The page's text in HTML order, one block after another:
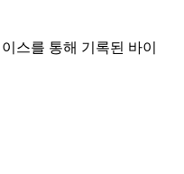
스를 통해 기록된 바이